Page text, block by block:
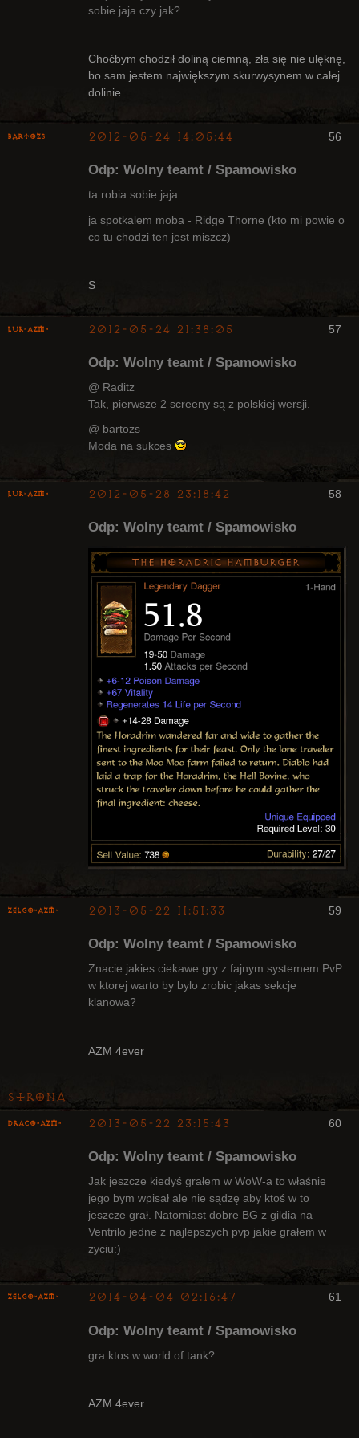
sobie jaja czy jak?
Choćbym chodził doliną ciemną, zła się nie ulęknę,
bo sam jestem największym skurwysynem w całej
dolinie.
56
bartozs 2012-05-24 14:05:44
Odp: Wolny teamt / Spamowisko
ta robia sobie jaja
ja spotkalem moba - Ridge Thorne (kto mi powie o
co tu chodzi ten jest miszcz)
S
57
luK-AZM- 2012-05-24 21:38:05
Odp: Wolny teamt / Spamowisko
@ Raditz
Tak, pierwsze 2 screeny są z polskiej wersji.
@ bartozs
Moda na sukces
58
luK-AZM- 2012-05-28 23:18:42
Odp: Wolny teamt / Spamowisko
59
ZelgO-AZM- 2013-05-22 11:51:33
Odp: Wolny teamt / Spamowisko
Znacie jakies ciekawe gry z fajnym systemem PvP
w ktorej warto by bylo zrobic jakas sekcje
klanowa?
AZM 4ever
Strona
60
Draco-AZM- 2013-05-22 23:15:43
Odp: Wolny teamt / Spamowisko
Jak jeszcze kiedyś grałem w WoW-a to właśnie
jego bym wpisał ale nie sądzę aby ktoś w to
jeszcze grał. Natomiast dobre BG z gildia na
Ventrilo jedne z najlepszych pvp jakie grałem w
życiu:)
61
ZelgO-AZM- 2014-04-04 02:16:47
Odp: Wolny teamt / Spamowisko
gra ktos w world of tank?
AZM 4ever